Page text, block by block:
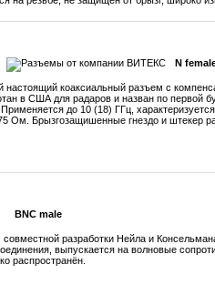
N
настоящий коаксиальный разъем с
в США для радаров и назван по пер­вой
до 10 (18) ГГц,
Ом. Брызгозащишен­ные гнездо и штекер
BNC male
разработки Нейла и
выпускается на волновые
распространён.